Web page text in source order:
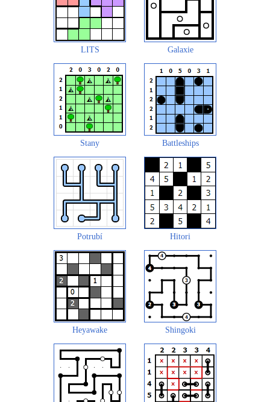
LITS Galaxie
Stany Battleships
Potrubí Hitori
Heyawake Shingoki